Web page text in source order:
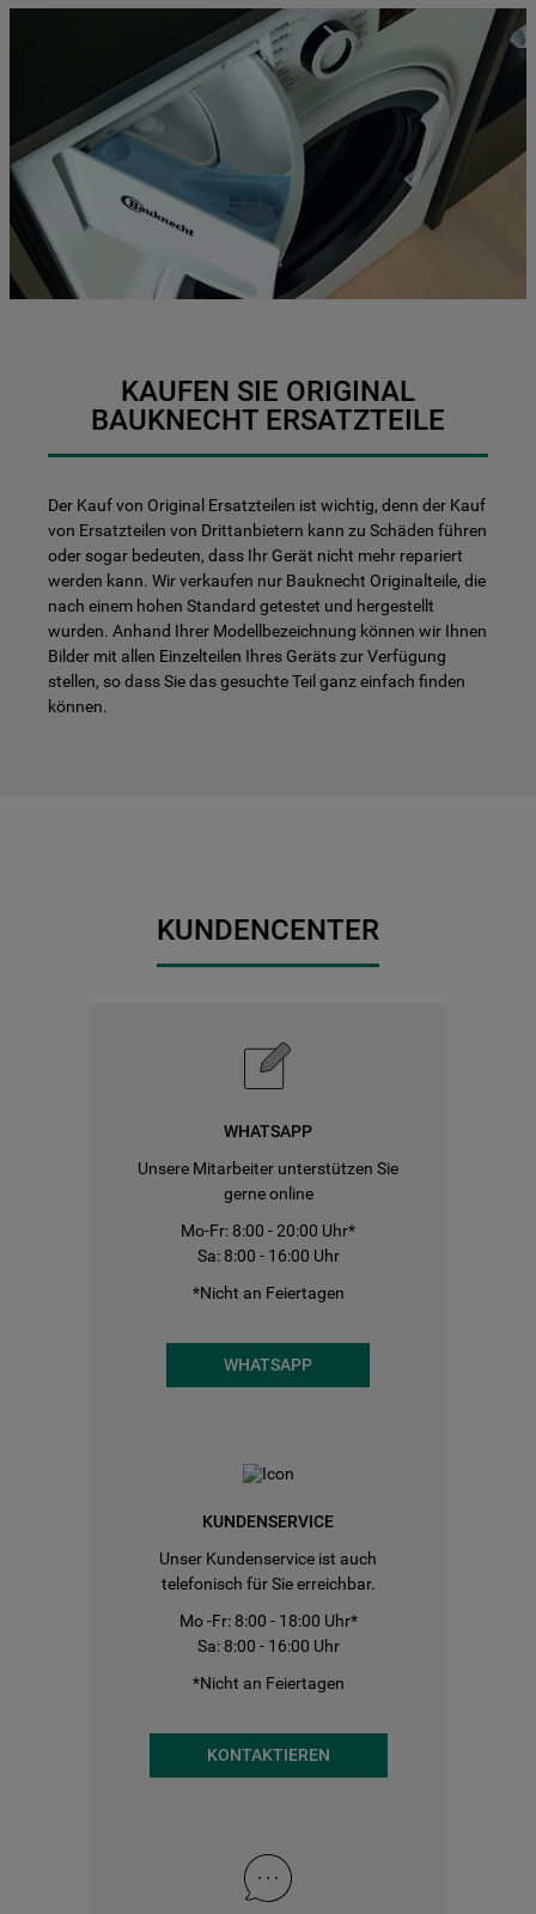
KAUFEN SIE ORIGINAL
BAUKNECHT ERSATZTEILE
Der Kauf von Original Ersatzteilen ist wichtig, denn der Kauf
von Ersatzteilen von Drittanbietern kann zu Schäden führen
oder sogar bedeuten, dass Ihr Gerät nicht mehr repariert
werden kann. Wir verkaufen nur Bauknecht Originalteile, die
nach einem hohen Standard getestet und hergestellt
wurden. Anhand Ihrer Modellbezeichnung können wir Ihnen
Bilder mit allen Einzelteilen Ihres Geräts zur Verfügung
stellen, so dass Sie das gesuchte Teil ganz einfach finden
können.
KUNDENCENTER
WHATSAPP
Unsere Mitarbeiter unterstützen Sie
gerne online
Mo-Fr: 8:00 - 20:00 Uhr*
Sa: 8:00 - 16:00 Uhr
*Nicht an Feiertagen
WHATSAPP
KUNDENSERVICE
Unser Kundenservice ist auch
telefonisch für Sie erreichbar.
Mo -Fr: 8:00 - 18:00 Uhr*
Sa: 8:00 - 16:00 Uhr
*Nicht an Feiertagen
KONTAKTIEREN